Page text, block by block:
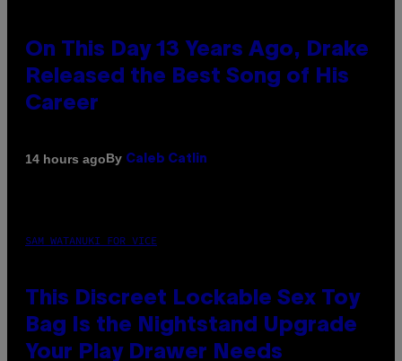
On This Day 13 Years Ago, Drake
Released the Best Song of His
Career
14 hours agoBy Caleb Catlin
SAM WATANUKI FOR VICE
This Discreet Lockable Sex Toy
Bag Is the Nightstand Upgrade
Your Play Drawer Needs